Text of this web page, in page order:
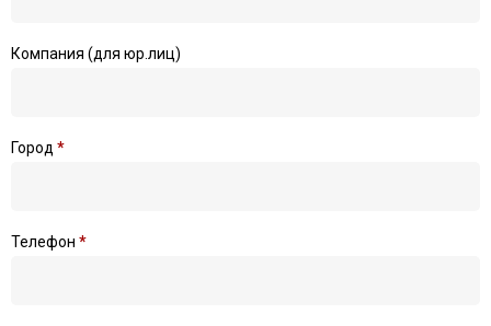
Компания (для юр.лиц)
Город *
Телефон *